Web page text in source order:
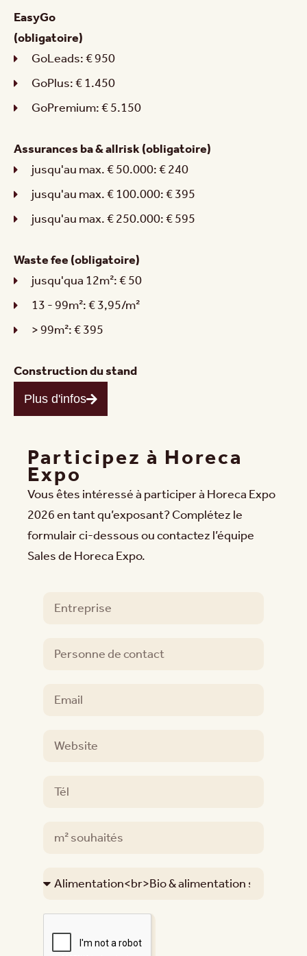
EasyGo
(obligatoire)
GoLeads: € 950
GoPlus: € 1.450
GoPremium: € 5.150
Assurances ba & allrisk (obligatoire)
jusqu'au max. € 50.000: € 240
jusqu'au max. € 100.000: € 395
jusqu'au max. € 250.000: € 595
Waste fee (obligatoire)
jusqu'qua 12m²: € 50
13 - 99m²: € 3,95/m²
> 99m²: € 395
Construction du stand
Plus d'infos
Participez à Horeca
Expo
Vous êtes intéressé à participer à Horeca Expo
2026 en tant qu’exposant? Complétez le
formulair ci-dessous ou contactez l’équipe
Sales de Horeca Expo.